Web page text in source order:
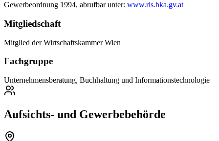
Gewerbeordnung 1994, abrufbar unter: www.ris.bka.gv.at
Mitgliedschaft
Mitglied der Wirtschaftskammer Wien
Fachgruppe
Unternehmensberatung, Buchhaltung und Informationstechnologie
Aufsichts- und Gewerbebehörde